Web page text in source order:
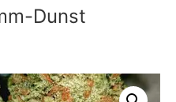
Dunst